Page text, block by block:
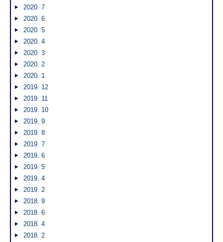
2020. 7
2020. 6
2020. 5
2020. 4
2020. 3
2020. 2
2020. 1
2019. 12
2019. 11
2019. 10
2019. 9
2019. 8
2019. 7
2019. 6
2019. 5
2019. 4
2019. 2
2018. 9
2018. 6
2018. 4
2018. 2